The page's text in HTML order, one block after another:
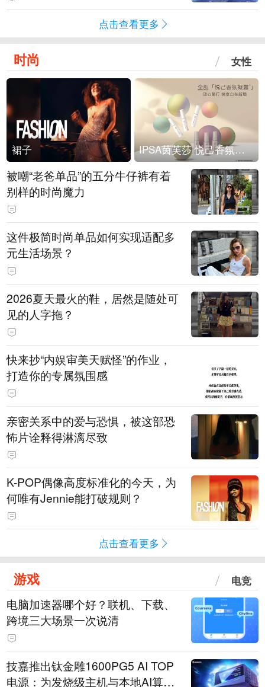
点击查看更多
时尚 女性
裙子 IPSA茵芙莎 悦己香氛凝露上市
被嘲“老爸单品”的五分牛仔裤有着
别样的时尚魔力
这件极简时尚单品如何实现适配多
元生活场景？
2026夏天最火的鞋，居然是随处可
见的人字拖？
快来抄“内娱审美天赋怪”的作业，
打造你的专属氛围感
亲密关系中的爱与恐惧，被这部恐
怖片诠释得淋漓尽致
K-POP偶像高度标准化的今天，为
何唯有Jennie能打破规则？
点击查看更多
游戏 电竞
电脑加速器哪个好？联机、下载、
跨境三大场景一次说清
技嘉推出钛金雕1600PG5 AI TOP
电源：为发烧级主机与本地AI算力